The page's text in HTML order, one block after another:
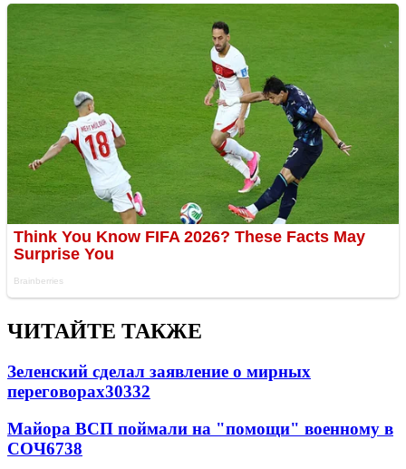
ЧИТАЙТЕ ТАКЖЕ
Зеленский сделал заявление о мирных
переговорах30332
Майора ВСП поймали на "помощи" военному в
СОЧ6738